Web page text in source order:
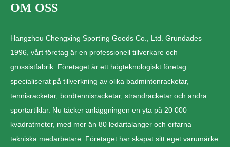
OM OSS
Hangzhou Chengxing Sporting Goods Co., Ltd. Grundades
1996, vårt företag är en professionell tillverkare och
grossistfabrik. Företaget är ett högteknologiskt företag
specialiserat på tillverkning av olika badmintonracketar,
tennisracketar, bordtennisracketar, strandracketar och andra
sportartiklar. Nu täcker anläggningen en yta på 20 000
kvadratmeter, med mer än 80 ledartalanger och erfarna
tekniska medarbetare. Företaget har skapat sitt eget varumärke